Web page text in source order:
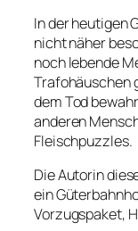
In der heutigen
nicht näher
noch lebende
Trafohäuschen
dem Tod
anderen
Fleischpuzzles.
Die Autorin
ein
Vorzugspaket,